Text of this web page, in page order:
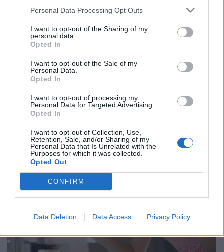
Personal Data Processing Opt Outs
I want to opt-out of the Sharing of my
personal data.
Opted In
I want to opt-out of the Sale of my
Personal Data.
Opted In
I want to opt-out of processing my
Personal Data for Targeted Advertising.
Opted In
I want to opt-out of Collection, Use,
Retention, Sale, and/or Sharing of my
Personal Data that Is Unrelated with the
Purposes for which it was collected.
Opted Out
CONFIRM
Data Deletion Data Access Privacy Policy
13 ottobre 2023: Italia-Giappone (Danie
Craven Stadium, Stellenbosch, Sudafrica, KO:
14.00)
20 ottobre 2023: Italia-Sudafrica (Athlone
Sports Stadium, Cape Town, Sudafrica, KO:
28 ottobre 2023: Stati Uniti-Italia (Athlone